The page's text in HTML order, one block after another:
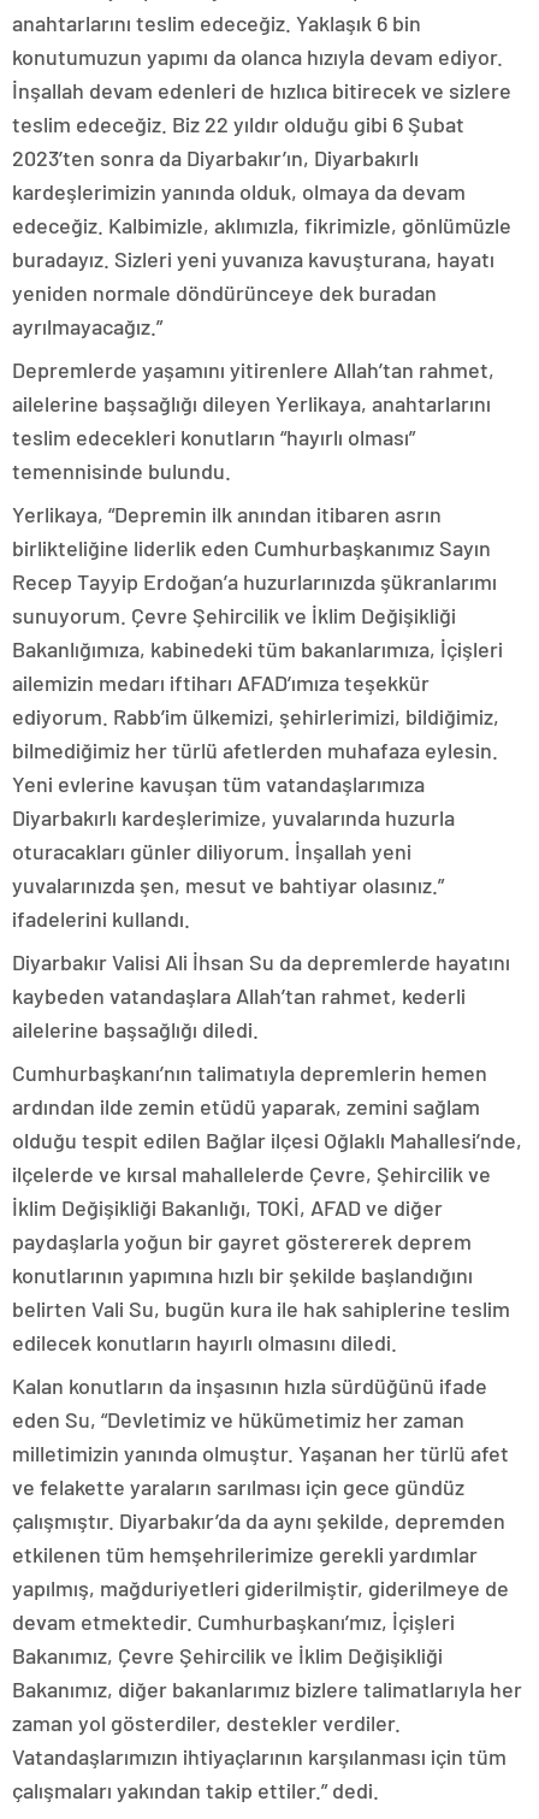
anahtarlarını teslim edeceğiz. Yaklaşık 6 bin
konutumuzun yapımı da olanca hızıyla devam ediyor.
İnşallah devam edenleri de hızlıca bitirecek ve sizlere
teslim edeceğiz. Biz 22 yıldır olduğu gibi 6 Şubat
2023’ten sonra da Diyarbakır’ın, Diyarbakırlı
kardeşlerimizin yanında olduk, olmaya da devam
edeceğiz. Kalbimizle, aklımızla, fikrimizle, gönlümüzle
buradayız. Sizleri yeni yuvanıza kavuşturana, hayatı
yeniden normale döndürünceye dek buradan
ayrılmayacağız.”
Depremlerde yaşamını yitirenlere Allah’tan rahmet,
ailelerine başsağlığı dileyen Yerlikaya, anahtarlarını
teslim edecekleri konutların “hayırlı olması”
temennisinde bulundu.
Yerlikaya, “Depremin ilk anından itibaren asrın
birlikteliğine liderlik eden Cumhurbaşkanımız Sayın
Recep Tayyip Erdoğan’a huzurlarınızda şükranlarımı
sunuyorum. Çevre Şehircilik ve İklim Değişikliği
Bakanlığımıza, kabinedeki tüm bakanlarımıza, İçişleri
ailemizin medarı iftiharı AFAD’ımıza teşekkür
ediyorum. Rabb’im ülkemizi, şehirlerimizi, bildiğimiz,
bilmediğimiz her türlü afetlerden muhafaza eylesin.
Yeni evlerine kavuşan tüm vatandaşlarımıza
Diyarbakırlı kardeşlerimize, yuvalarında huzurla
oturacakları günler diliyorum. İnşallah yeni
yuvalarınızda şen, mesut ve bahtiyar olasınız.”
ifadelerini kullandı.
Diyarbakır Valisi Ali İhsan Su da depremlerde hayatını
kaybeden vatandaşlara Allah’tan rahmet, kederli
ailelerine başsağlığı diledi.
Cumhurbaşkanı’nın talimatıyla depremlerin hemen
ardından ilde zemin etüdü yaparak, zemini sağlam
olduğu tespit edilen Bağlar ilçesi Oğlaklı Mahallesi’nde,
ilçelerde ve kırsal mahallelerde Çevre, Şehircilik ve
İklim Değişikliği Bakanlığı, TOKİ, AFAD ve diğer
paydaşlarla yoğun bir gayret göstererek deprem
konutlarının yapımına hızlı bir şekilde başlandığını
belirten Vali Su, bugün kura ile hak sahiplerine teslim
edilecek konutların hayırlı olmasını diledi.
Kalan konutların da inşasının hızla sürdüğünü ifade
eden Su, “Devletimiz ve hükümetimiz her zaman
milletimizin yanında olmuştur. Yaşanan her türlü afet
ve felakette yaraların sarılması için gece gündüz
çalışmıştır. Diyarbakır’da da aynı şekilde, depremden
etkilenen tüm hemşehrilerimize gerekli yardımlar
yapılmış, mağduriyetleri giderilmiştir, giderilmeye de
devam etmektedir. Cumhurbaşkanı’mız, İçişleri
Bakanımız, Çevre Şehircilik ve İklim Değişikliği
Bakanımız, diğer bakanlarımız bizlere talimatlarıyla her
zaman yol gösterdiler, destekler verdiler.
Vatandaşlarımızın ihtiyaçlarının karşılanması için tüm
çalışmaları yakından takip ettiler.” dedi.